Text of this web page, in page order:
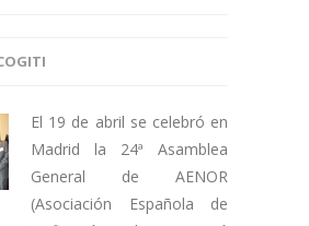
El 19 de abril se celebró en
Madrid la 24ª Asamblea
General de AENOR
(Asociación Española de